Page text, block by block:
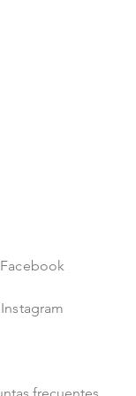
Facebook
Instagram